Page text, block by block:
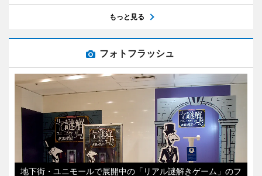
もっと見る
フォトフラッシュ
地下街・ユニモールで展開中の「リアル謎解きゲーム」のフ